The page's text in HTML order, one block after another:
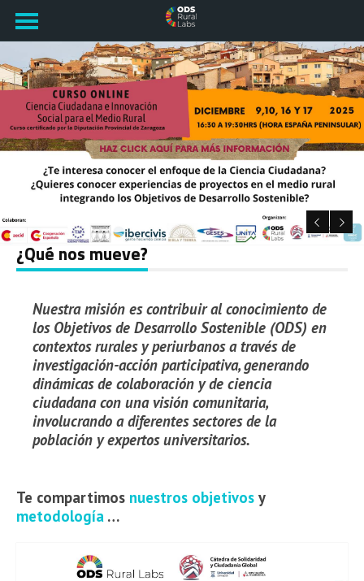
https://www.odsrurallabs.com/3429-2/
Conoce el proceso del RURAL LAB en TUMACO, Colombia…
IR...
IR...
RURAL LAB2: LA PUEBLA DE ALFINDÉN
IR A FASE 2
¿QUÉ SON LOS ODS?
LEER MÁS...
Nuestra misión es contribuir al conocimiento de
los Objetivos de Desarrollo Sostenible (ODS) en
contextos rurales y periurbanos a través de
investigación-acción participativa, generando
dinámicas de colaboración y de ciencia
ciudadana con una visión comunitaria,
involucrando a diferentes sectores de la
Te compartimos